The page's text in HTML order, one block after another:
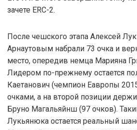
зачете ERC-2.
После чешского этапа Алексей
Арнаутовым набрали 73 очка и
место, опередив немца Марияна
Лидером по-прежнему остается
Каетанович (чемпион Еавропы
очками, а на второй позиции
Бруно Магальяйнш (97 очков).
Лукьянюка остается реальный